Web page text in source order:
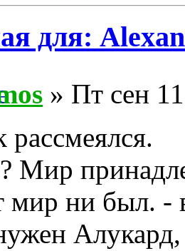
для:
» Пт сен
Мир
мир ни был. -